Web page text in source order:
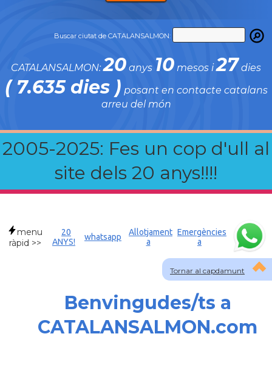
Buscar ciutat de CATALANSALMON:
CATALANSALMON:20 anys 10 mesos i27 dies
( 7.635 dies ) posant en contacte catalans
arreu del món
2005-2025: Fes un cop d'ull al
site dels 20 anys!!!!
Tornar al capdamunt
menu
ràpid >>
20
ANYS!
whatsapp
Allotjament
a
Emergències
a
Benvingudes/ts a
CATALANSALMON.com